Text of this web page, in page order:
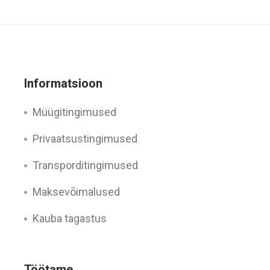
Informatsioon
Müügitingimused
Privaatsustingimused
Transporditingimused
Maksevõimalused
Kauba tagastus